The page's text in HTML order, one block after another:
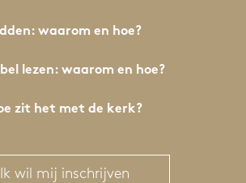
waarom en hoe?
lezen: waarom en hoe?
zit het met de kerk?
Ik wil mij inschrijven